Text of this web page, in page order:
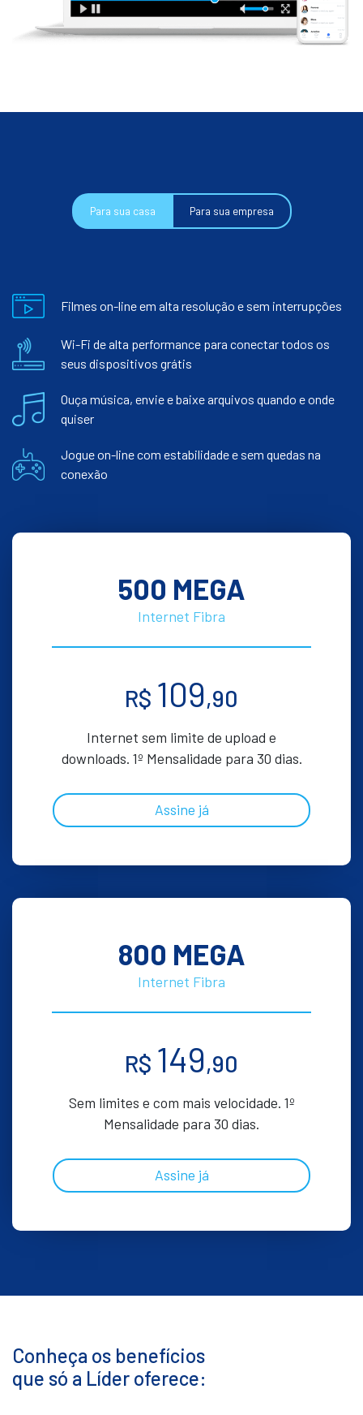
Para sua casa Para sua empresa
Filmes on-line em alta resolução e sem interrupções
Wi-Fi de alta performance para conectar todos os
seus dispositivos grátis
Ouça música, envie e baixe arquivos quando e onde
quiser
Jogue on-line com estabilidade e sem quedas na
conexão
500 MEGA
Internet Fibra
R$ 109,90
Internet sem limite de upload e
downloads. 1º Mensalidade para 30 dias.
Assine já
800 MEGA
Internet Fibra
R$ 149,90
Sem limites e com mais velocidade. 1º
Mensalidade para 30 dias.
Assine já
Conheça os benefícios
que só a Líder oferece: